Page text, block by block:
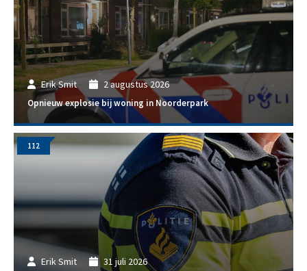
Erik Smit 2 augustus 2026
Opnieuw explosie bij woning in Noorderpark
Erik Smit 31 juli 2026
112